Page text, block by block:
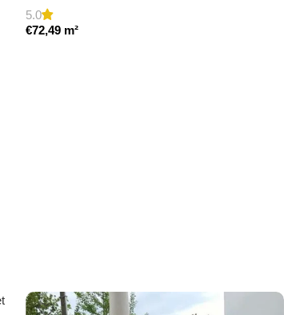
5.0
€72,49 m²